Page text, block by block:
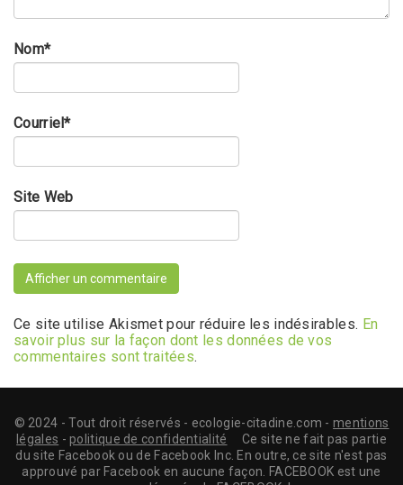
Nom*
Courriel*
Site Web
Ce site utilise Akismet pour réduire les indésirables. En
savoir plus sur la façon dont les données de vos
commentaires sont traitées.
© 2024 - Tout droit réservés - ecologie-citadine.com -mentions
légales -politique de confidentialité Ce site ne fait pas partie
du site Facebook ou de Facebook Inc. En outre, ce site n'est pas
approuvé par Facebook en aucune façon. FACEBOOK est une